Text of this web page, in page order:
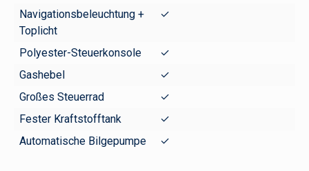
Navigationsbeleuchtung +
Toplicht
✓
Polyester-Steuerkonsole
✓
Gashebel
✓
Großes Steuerrad
✓
Fester Kraftstofftank
✓
Automatische Bilgepumpe
✓